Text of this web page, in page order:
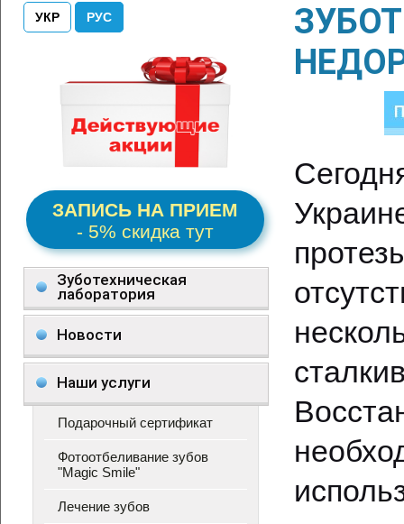
УКР РУС
ЗАПИСЬ НА ПРИЕМ
- 5% скидка тут
Зуботехническая
лаборатория
Новости
Наши услуги
Подарочный сертификат
Фотоотбеливание зубов
"Magic Smile"
Лечение зубов